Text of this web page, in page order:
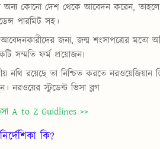
অন্য কোনো দেশ থেকে আবেদন করেন,
পারমিট সহ।
জন্য, জন্ম শংসাপত্রের মতো
সম্মতি ফর্ম প্রয়োজন৷
নথি রয়েছে তা নিশ্চিত করতে নরওয়েজিয়ান
নরওয়ের স্টুডেন্ট ভিসা ব্লগ
A to Z Guidlines >>
কি?